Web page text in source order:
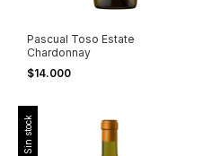
Pascual Toso Estate
Chardonnay
$14.000
Sin stock